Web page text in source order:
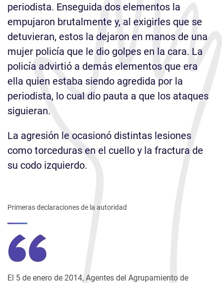
periodista. Enseguida dos elementos la
empujaron brutalmente y, al exigirles que se
detuvieran, estos la dejaron en manos de una
mujer policía que le dio golpes en la cara. La
policía advirtió a demás elementos que era
ella quien estaba siendo agredida por la
periodista, lo cual dio pauta a que los ataques
siguieran.
La agresión le ocasionó distintas lesiones
como torceduras en el cuello y la fractura de
su codo izquierdo.
Primeras declaraciones de la autoridad
El 5 de enero de 2014, Agentes del Agrupamiento de